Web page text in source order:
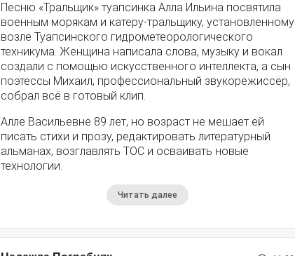
Песню «Тральщик» туапсинка Алла Ильина посвятила
военным морякам и катеру-тральщику, установленному
возле Туапсинского гидрометеорологического
техникума. Женщина написала слова, музыку и вокал
создали с помощью искусственного интеллекта, а сын
поэтессы Михаил, профессиональный звукорежиссёр,
собрал всё в готовый клип.
Алле Васильевне 89 лет, но возраст не мешает ей
писать стихи и прозу, редактировать литературный
альманах, возглавлять ТОС и осваивать новые
технологии.
Читать далее